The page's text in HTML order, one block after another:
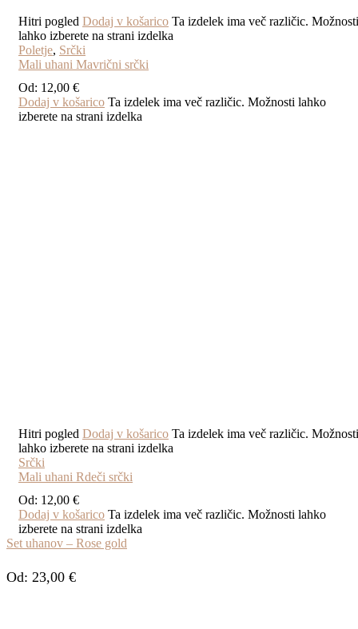
Hitri pogled Dodaj v košarico Ta izdelek ima več različic. Možnosti
lahko izberete na strani izdelka
Poletje, Srčki
Mali uhani Mavrični srčki
Od: 12,00 €
Dodaj v košarico Ta izdelek ima več različic. Možnosti lahko
izberete na strani izdelka
Hitri pogled Dodaj v košarico Ta izdelek ima več različic. Možnosti
lahko izberete na strani izdelka
Srčki
Mali uhani Rdeči srčki
Od: 12,00 €
Dodaj v košarico Ta izdelek ima več različic. Možnosti lahko
izberete na strani izdelka
Set uhanov – Rose gold
Od: 23,00 €